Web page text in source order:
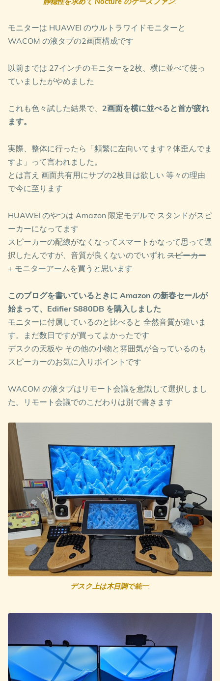
モニターは HUAWEI のウルトラワイドモニターと
WACOM の液タブの2画面構成です
以前までは 27インチのモニターを2枚、横に並べて使っ
ていましたがやめました
これも色々試した結果で、 2画面を横に並べると首が疲れ
ます。
実際、整体に行ったら「頻繁に左向いてます？体歪んでま
すよ」って言われました。
とは言え 画面共有用にサブの2枚目は欲しい 等々の理由
で今に至ります
HUAWEI のやつは Amazon 限定モデルで スタンドがスピ
ーカーになってます
スピーカーの配線がなくなってスマートかなって思って選
択したんですが、音質が良くないのでいずれ スピーカー
+ モニターアームを買うと思います
このブログを書いているときに Amazon の新春セールが
始まって、Edifier S880DB を購入しました
モニターに付属しているのと比べると 全然音質が違いま
す。まだ数日ですが買ってよかったです
デスクの天板や その他の小物と雰囲気が合っているのも
スピーカーのお気に入りポイントです
WACOM の液タブはリモート会議を意識して選択しまし
た。リモート会議でのこだわりは別で書きます
デスク上は木目調で統一: